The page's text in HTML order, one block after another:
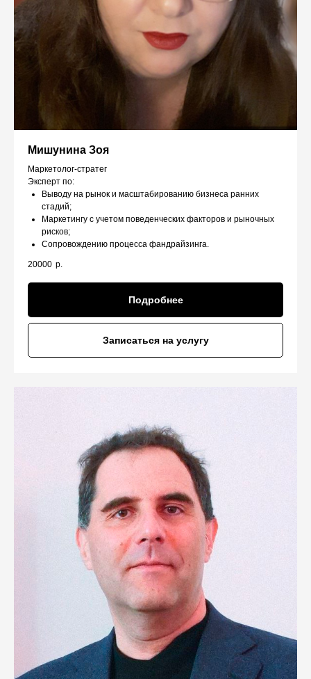
Мишунина Зоя
Маркетолог-стратег
Эксперт по:
Выводу на рынок и масштабированию бизнеса ранних
стадий;
Маркетингу с учетом поведенческих факторов и рыночных
рисков;
Сопровождению процесса фандрайзинга.
20000 р.
Подробнее
Записаться на услугу